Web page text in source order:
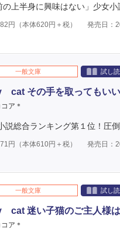
の上半身に興味はない」少女
円（本体620円＋税） 発売日：
一般文庫 試し
cat その手を取ってもいい
ア＊
説総合ランキング第１位！圧
円（本体610円＋税） 発売日：
一般文庫 試し
cat 迷い子猫のご主人様は
ア＊